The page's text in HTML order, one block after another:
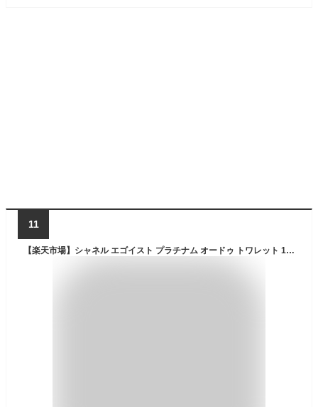
11
【楽天市場】シャネル エゴイスト プラチナム オードゥ トワレット 100ml 香水 CHANEL EGOISTE PLATINUM EDT [4601] [3F-C8]：アクアブーケ楽天市場店